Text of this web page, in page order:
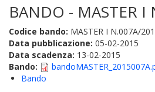
BANDO - MASTER
Codice bando: MASTER I N.007A/
Data pubblicazione: 05-02-2015
Data scadenza: 13-02-2015
Bando:
Bando